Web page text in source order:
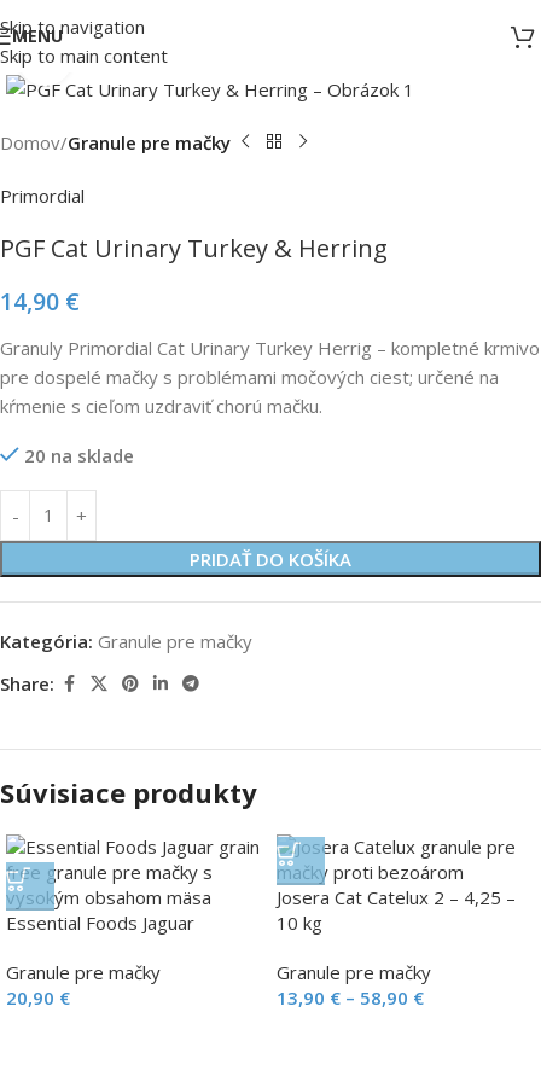
Skip to navigation
Skip to main content
Poštovné nad 65 € zadarmo
MENU
Click to enlarge
Domov Granule pre mačky
Primordial
PGF Cat Urinary Turkey & Herring
14,90 €
Granuly Primordial Cat Urinary Turkey Herrig – kompletné krmivo
pre dospelé mačky s problémami močových ciest; určené na
kŕmenie s cieľom uzdraviť chorú mačku.
20 na sklade
PRIDAŤ DO KOŠÍKA
Kategória: Granule pre mačky
Share:
Súvisiace produkty
Essential Foods Jaguar
Granule pre mačky
20,90 €
Josera Cat Catelux 2 – 4,25 –
10 kg
Granule pre mačky
13,90 € – 58,90 €